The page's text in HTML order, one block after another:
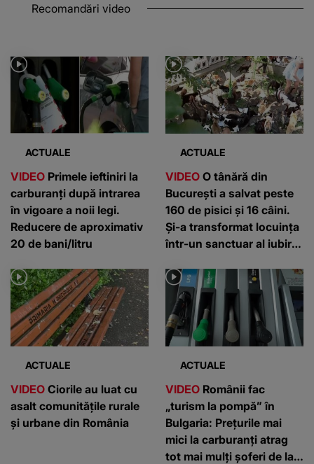
Recomandări video
ACTUALE
VIDEO Primele ieftiniri la
carburanți după intrarea
în vigoare a noii legi.
Reducere de aproximativ
20 de bani/litru
ACTUALE
VIDEO O tânără din
București a salvat peste
160 de pisici și 16 câini.
Și-a transformat locuința
într-un sanctuar al iubirii
ACTUALE
VIDEO Ciorile au luat cu
asalt comunitățile rurale
și urbane din România
ACTUALE
VIDEO Românii fac
„turism la pompă” în
Bulgaria: Prețurile mai
mici la carburanți atrag
tot mai mulți șoferi de la